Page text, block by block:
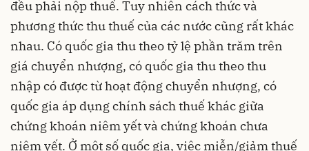
đều phải nộp thuế. Tuy nhiên cách thức và
phương thức thu thuế của các nước cũng rất khác
nhau. Có quốc gia thu theo tỷ lệ phần trăm trên
giá chuyển nhượng, có quốc gia thu theo thu
nhập có được từ hoạt động chuyển nhượng, có
quốc gia áp dụng chính sách thuế khác giữa
chứng khoán niêm yết và chứng khoán chưa
niêm yết. Ở một số quốc gia, việc miễn/giảm thuế